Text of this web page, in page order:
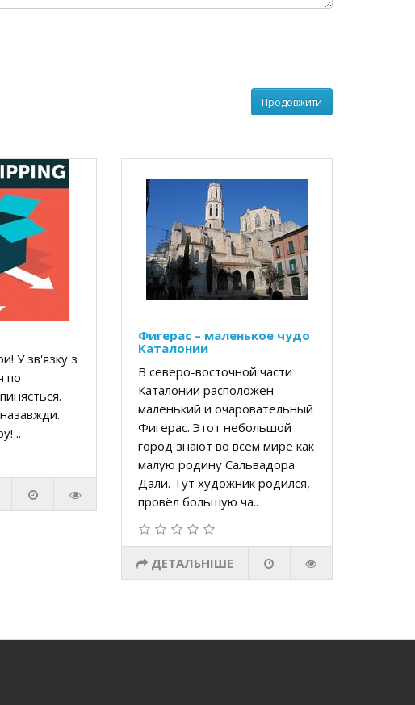
Продовжити
У зв'язку з
по
..
Фигерас – маленькое чудо
Каталонии
В северо-восточной части
Каталонии расположен
маленький и очаровательный
Фигерас. Этот небольшой
город знают во всём мире как
малую родину Сальвадора
Дали. Тут художник родился,
провёл большую ча..
ДЕТАЛЬНІШЕ